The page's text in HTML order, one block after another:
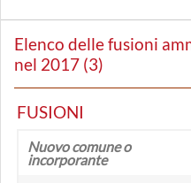
Elenco delle fusioni
nel 2017 (3)
FUSIONI
Nuovo comune o
incorporante